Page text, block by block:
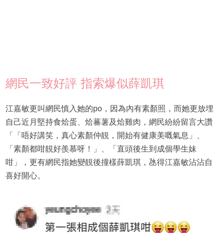
網民一致好評 指索爆似薛凱琪
江嘉敏更叫網民慎入她的po，因為內有素顏照，而她更放埋
自己近月堅持食烚蛋、烚蕃薯及烚雞肉，網民紛紛留言大讚
「「唔好講笑，真心素顏仲靚，開始有健康美嘅氣息」、
「素顏都咁靚好羨慕呀！」、「直頭後生到成個學生妹
咁」，更有網民指她變靚後撞樣薛凱琪，氹得江嘉敏沾沾自
喜好開心。